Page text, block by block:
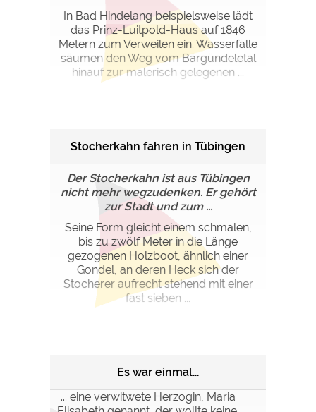
In Bad Hindelang beispielsweise lädt
das Prinz-Luitpold-Haus auf 1846
Metern zum Verweilen ein. Wasserfälle
säumen den Weg vom Bärgündeletal
hinauf zur malerisch gelegenen ...
Stocherkahn fahren in Tübingen
Der Stocherkahn ist aus Tübingen
nicht mehr wegzudenken. Er gehört
zur Stadt und zum ...
Seine Form gleicht einem schmalen,
bis zu zwölf Meter in die Länge
gezogenen Holzboot, ähnlich einer
Gondel, an deren Heck sich der
Stocherer aufrecht stehend mit einer
fast sieben ...
Es war einmal...
... eine verwitwete Herzogin, Maria